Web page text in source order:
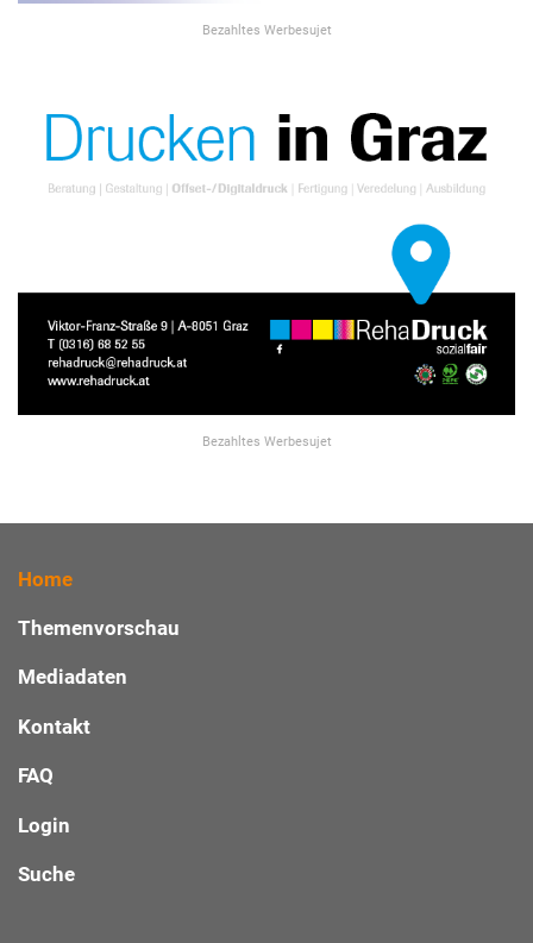
Bezahltes Werbesujet
Bezahltes Werbesujet
Home
Themenvorschau
Mediadaten
Kontakt
FAQ
Login
Suche